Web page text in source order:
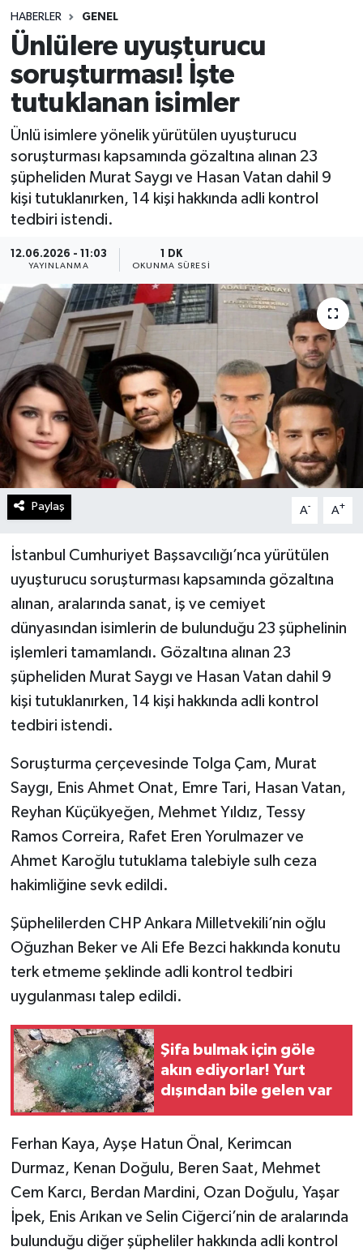
HABERLER GENEL
Ünlülere uyuşturucu
soruşturması! İşte
tutuklanan isimler
Ünlü isimlere yönelik yürütülen uyuşturucu
soruşturması kapsamında gözaltına alınan 23
şüpheliden Murat Saygı ve Hasan Vatan dahil 9
kişi tutuklanırken, 14 kişi hakkında adli kontrol
tedbiri istendi.
12.06.2026 - 11:03
YAYINLANMA
1 DK
OKUNMA SÜRESI
Paylaş A- A+
İstanbul Cumhuriyet Başsavcılığı’nca yürütülen
uyuşturucu soruşturması kapsamında gözaltına
alınan, aralarında sanat, iş ve cemiyet
dünyasından isimlerin de bulunduğu 23 şüphelinin
işlemleri tamamlandı. Gözaltına alınan 23
şüpheliden Murat Saygı ve Hasan Vatan dahil 9
kişi tutuklanırken, 14 kişi hakkında adli kontrol
tedbiri istendi.
Soruşturma çerçevesinde Tolga Çam, Murat
Saygı, Enis Ahmet Onat, Emre Tari, Hasan Vatan,
Reyhan Küçükyeğen, Mehmet Yıldız, Tessy
Ramos Correira, Rafet Eren Yorulmazer ve
Ahmet Karoğlu tutuklama talebiyle sulh ceza
hakimliğine sevk edildi.
Şüphelilerden CHP Ankara Milletvekili’nin oğlu
Oğuzhan Beker ve Ali Efe Bezci hakkında konutu
terk etmeme şeklinde adli kontrol tedbiri
uygulanması talep edildi.
Şifa bulmak için göle
akın ediyorlar! Yurt
dışından bile gelen var
Ferhan Kaya, Ayşe Hatun Önal, Kerimcan
Durmaz, Kenan Doğulu, Beren Saat, Mehmet
Cem Karcı, Berdan Mardini, Ozan Doğulu, Yaşar
İpek, Enis Arıkan ve Selin Ciğerci’nin de aralarında
bulunduğu diğer şüpheliler hakkında adli kontrol
Spor
Teknoloji
Yaşam